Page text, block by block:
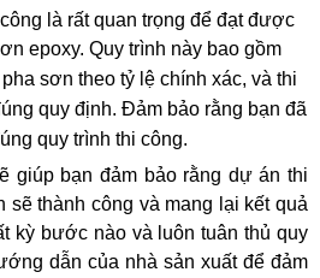
là rất quan trọng để đạt được
epoxy. Quy trình này bao gồm
sơn theo tỷ lệ chính xác, và thi
quy định. Đảm bảo rằng bạn đã
quy trình thi công.
giúp bạn đảm bảo rằng dự án thi
sẽ thành công và mang lại kết quả
kỳ bước nào và luôn tuân thủ quy
dẫn của nhà sản xuất để đảm